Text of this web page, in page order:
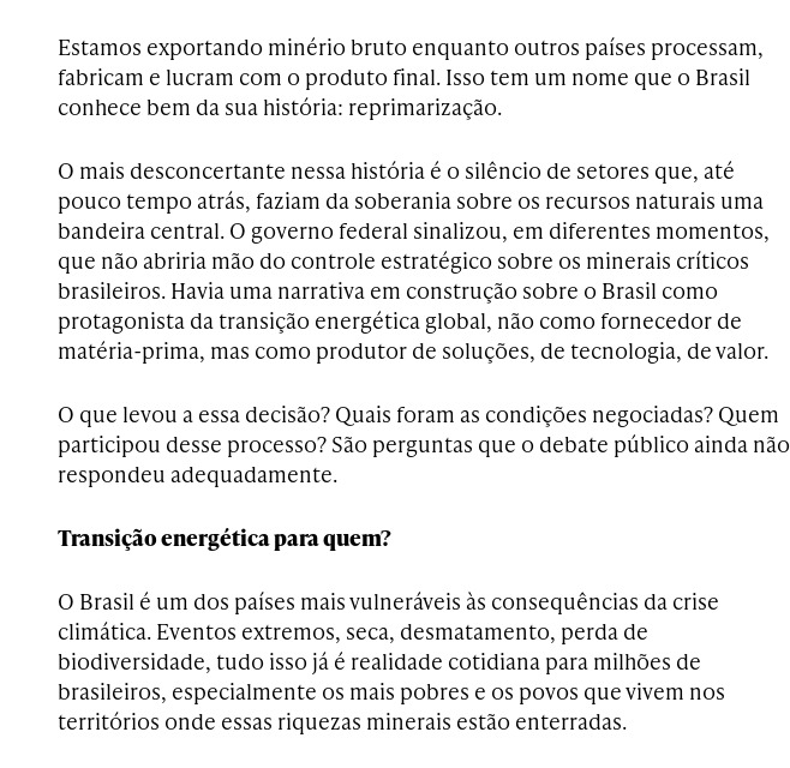
Estamos exportando minério bruto enquanto outros países processam,
fabricam e lucram com o produto final. Isso tem um nome que o Brasil
conhece bem da sua história: reprimarização.
O mais desconcertante nessa história é o silêncio de setores que, até
pouco tempo atrás, faziam da soberania sobre os recursos naturais uma
bandeira central. O governo federal sinalizou, em diferentes momentos,
que não abriria mão do controle estratégico sobre os minerais críticos
brasileiros. Havia uma narrativa em construção sobre o Brasil como
protagonista da transição energética global, não como fornecedor de
matéria-prima, mas como produtor de soluções, de tecnologia, de valor.
O que levou a essa decisão? Quais foram as condições negociadas? Quem
participou desse processo? São perguntas que o debate público ainda não
respondeu adequadamente.
Transição energética para quem?
O Brasil é um dos países mais vulneráveis às consequências da crise
climática. Eventos extremos, seca, desmatamento, perda de
biodiversidade, tudo isso já é realidade cotidiana para milhões de
brasileiros, especialmente os mais pobres e os povos que vivem nos
territórios onde essas riquezas minerais estão enterradas.